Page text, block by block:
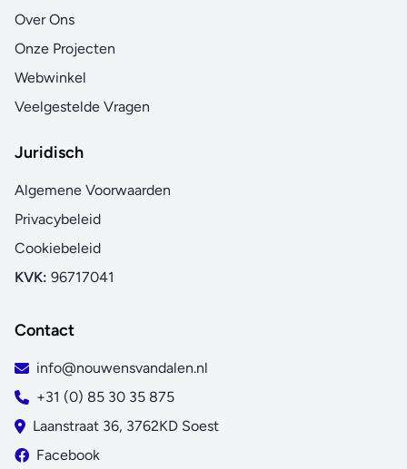
Over Ons
Onze Projecten
Webwinkel
Veelgestelde Vragen
Juridisch
Algemene Voorwaarden
Privacybeleid
Cookiebeleid
KVK: 96717041
Contact
info@nouwensvandalen.nl
+31 (0) 85 30 35 875
Laanstraat 36, 3762KD Soest
Facebook